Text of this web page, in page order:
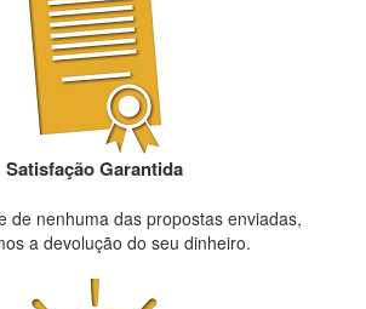
Satisfação Garantida
de nenhuma das propostas enviadas,
a devolução do seu dinheiro.